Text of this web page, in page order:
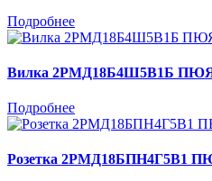
Подробнее
Вилка 2РМД18Б4Ш5В1Б
Подробнее
Розетка 2РМД18БПН4Г5В1